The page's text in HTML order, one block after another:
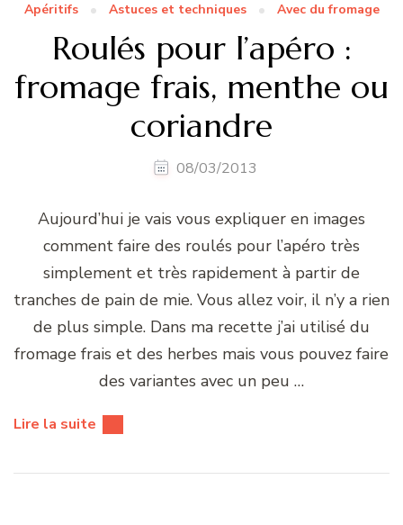
Apéritifs Astuces et techniques Avec du fromage
Roulés pour l’apéro :
fromage frais, menthe ou
coriandre
08/03/2013
Aujourd’hui je vais vous expliquer en images
comment faire des roulés pour l’apéro très
simplement et très rapidement à partir de
tranches de pain de mie. Vous allez voir, il n’y a rien
de plus simple. Dans ma recette j’ai utilisé du
fromage frais et des herbes mais vous pouvez faire
des variantes avec un peu …
Lire la suite